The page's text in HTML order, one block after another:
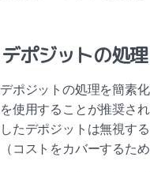
デポジットの処理
デポジットの処理を簡素
を使用することが推奨さ
したデポジットは無視す
（コストをカバーするた